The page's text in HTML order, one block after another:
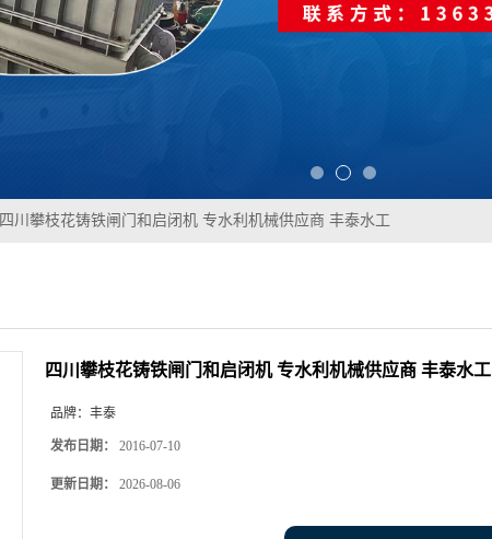
四川攀枝花铸铁闸门和启闭机 专水利机械供应商 丰泰水工
四川攀枝花铸铁闸门和启闭机 专水利机械供应商 丰泰水工
品牌： 丰泰
发布日期： 2016-07-10
更新日期： 2026-08-06